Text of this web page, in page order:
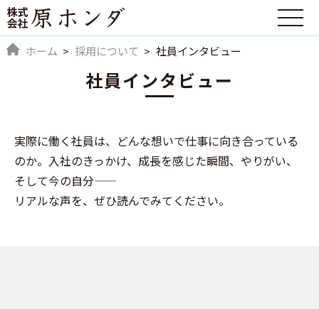
ホーム 採用について 社員インタビュー
社員インタビュー
実際に働く社員は、どんな想いで仕事に向き合っている
のか。入社のきっかけ、成長を感じた瞬間、やりがい、
そして今の自分――
リアルな声を、ぜひ読んでみてください。